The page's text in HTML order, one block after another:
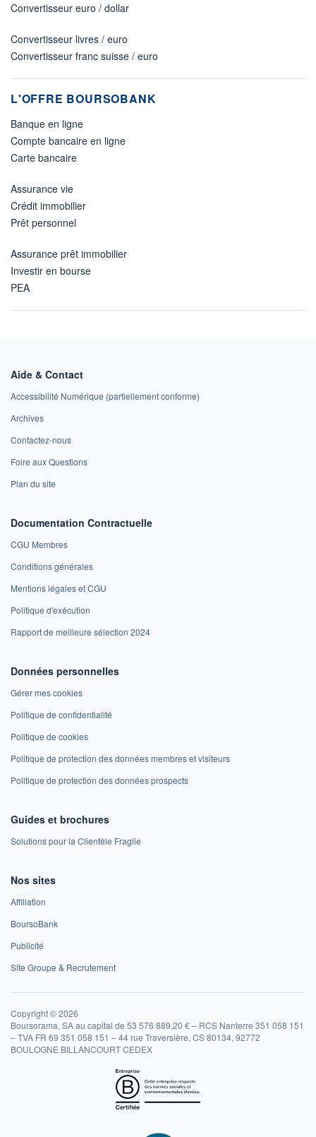
Convertisseur euro / dollar
Convertisseur livres / euro
Convertisseur franc suisse / euro
L'OFFRE BOURSOBANK
Banque en ligne
Compte bancaire en ligne
Carte bancaire
Assurance vie
Crédit immobilier
Prêt personnel
Assurance prêt immobilier
Investir en bourse
PEA
Aide & Contact
Accessibilité Numérique (partiellement conforme)
Archives
Contactez-nous
Foire aux Questions
Plan du site
Documentation Contractuelle
CGU Membres
Conditions générales
Mentions légales et CGU
Politique d'exécution
Rapport de meilleure sélection 2024
Données personnelles
Gérer mes cookies
Politique de confidentialité
Politique de cookies
Politique de protection des données membres et visiteurs
Politique de protection des données prospects
Guides et brochures
Solutions pour la Clientèle Fragile
Nos sites
Affiliation
BoursoBank
Publicité
Site Groupe & Recrutement
Copyright © 2026
Boursorama, SA au capital de 53 576 889,20 € – RCS Nanterre 351 058 151
– TVA FR 69 351 058 151 – 44 rue Traversière, CS 80134, 92772
BOULOGNE BILLANCOURT CEDEX